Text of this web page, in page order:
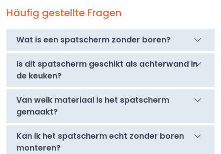
Häufig gestellte Fragen
Wat is een spatscherm zonder boren?
Is dit spatscherm geschikt als achterwand in
de keuken?
Van welk materiaal is het spatscherm
gemaakt?
Kan ik het spatscherm echt zonder boren
monteren?